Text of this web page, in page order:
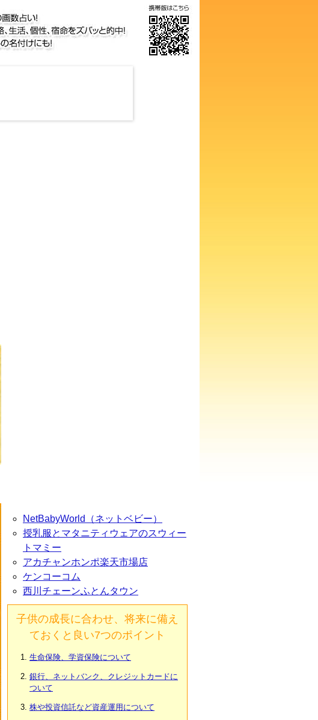
NetBabyWorld（ネットベビー）
授乳服とマタニティウェアのスウィー
トマミー
アカチャンホンポ楽天市場店
ケンコーコム
西川チェーンふとんタウン
子供の成長に合わせ、将来に備え
ておくと良い7つのポイント
生命保険、学資保険について
銀行、ネットバンク、クレジットカードに
ついて
株や投資信託など資産運用について